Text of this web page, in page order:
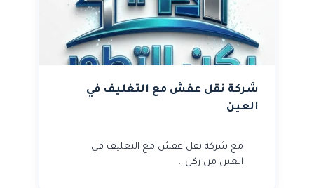
شركة نقل عفش مع التغليف في
العين
مع شركة نقل عفش مع التغليف في
العين من ركن…